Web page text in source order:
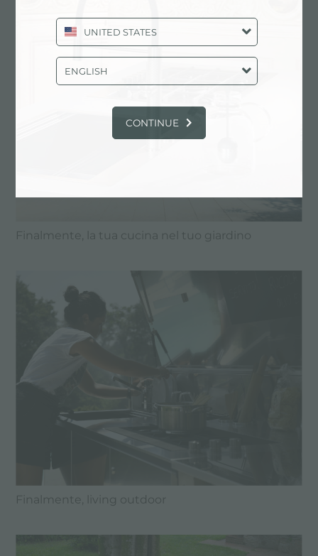
Finalmente, la tua cucina nel tuo giardino
Finalmente, living outdoor
UNITED STATES
ENGLISH
CONTINUE